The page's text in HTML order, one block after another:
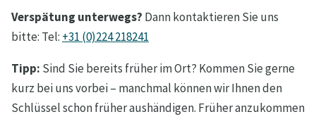
Verspätung unterwegs? Dann kontaktieren Sie uns
bitte: Tel: +31 (0)224 218241
Tipp: Sind Sie bereits früher im Ort? Kommen Sie gerne
kurz bei uns vorbei – manchmal können wir Ihnen den
Schlüssel schon früher aushändigen. Früher anzukommen